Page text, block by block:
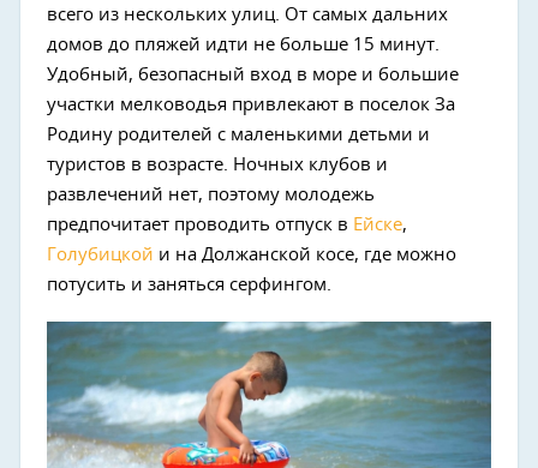
всего из нескольких улиц. От самых дальних
домов до пляжей идти не больше 15 минут.
Удобный, безопасный вход в море и большие
участки мелководья привлекают в поселок За
Родину родителей с маленькими детьми и
туристов в возрасте. Ночных клубов и
развлечений нет, поэтому молодежь
предпочитает проводить отпуск в Ейске,
Голубицкой и на Должанской косе, где можно
потусить и заняться серфингом.